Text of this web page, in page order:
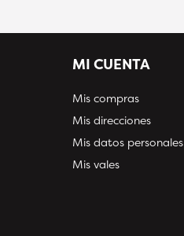
MI CUENTA
Mis compras
Mis direcciones
Mis datos personales
Mis vales